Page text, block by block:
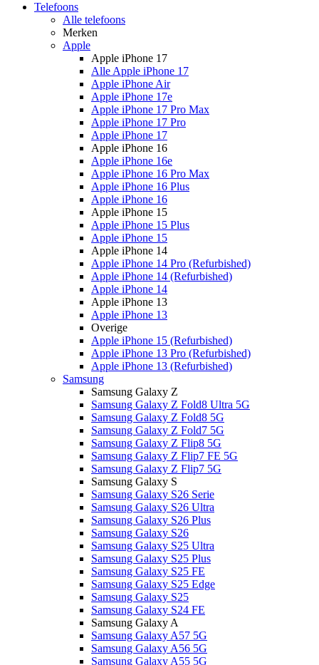
Telefoons
Alle telefoons
Merken
Apple
Apple iPhone 17
Alle Apple iPhone 17
Apple iPhone Air
Apple iPhone 17e
Apple iPhone 17 Pro Max
Apple iPhone 17 Pro
Apple iPhone 17
Apple iPhone 16
Apple iPhone 16e
Apple iPhone 16 Pro Max
Apple iPhone 16 Plus
Apple iPhone 16
Apple iPhone 15
Apple iPhone 15 Plus
Apple iPhone 15
Apple iPhone 14
Apple iPhone 14 Pro (Refurbished)
Apple iPhone 14 (Refurbished)
Apple iPhone 14
Apple iPhone 13
Apple iPhone 13
Overige
Apple iPhone 15 (Refurbished)
Apple iPhone 13 Pro (Refurbished)
Apple iPhone 13 (Refurbished)
Samsung
Samsung Galaxy Z
Samsung Galaxy Z Fold8 Ultra 5G
Samsung Galaxy Z Fold8 5G
Samsung Galaxy Z Fold7 5G
Samsung Galaxy Z Flip8 5G
Samsung Galaxy Z Flip7 FE 5G
Samsung Galaxy Z Flip7 5G
Samsung Galaxy S
Samsung Galaxy S26 Serie
Samsung Galaxy S26 Ultra
Samsung Galaxy S26 Plus
Samsung Galaxy S26
Samsung Galaxy S25 Ultra
Samsung Galaxy S25 Plus
Samsung Galaxy S25 FE
Samsung Galaxy S25 Edge
Samsung Galaxy S25
Samsung Galaxy S24 FE
Samsung Galaxy A
Samsung Galaxy A57 5G
Samsung Galaxy A56 5G
Samsung Galaxy A55 5G